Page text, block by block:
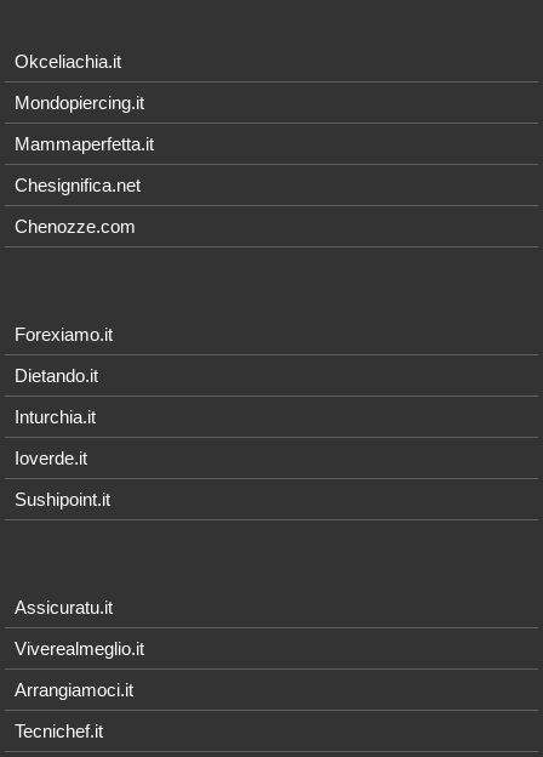
Okceliachia.it
Mondopiercing.it
Mammaperfetta.it
Chesignifica.net
Chenozze.com
Forexiamo.it
Dietando.it
Inturchia.it
Ioverde.it
Sushipoint.it
Assicuratu.it
Viverealmeglio.it
Arrangiamoci.it
Tecnichef.it